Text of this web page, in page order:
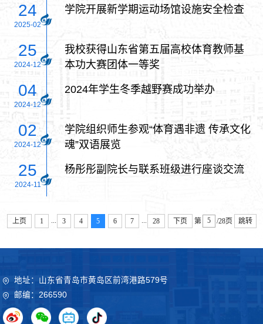
24
2025-02
学院开展新学期运动场馆设施安全检查
25
2024-12
我校获得山东省第五届高校体育教师基
本功大赛团体一等奖
04
2024-12
2024年学生冬季越野赛成功举办
02
2024-12
学院组织师生参观“体育遇非遗 传承文化
魂”双语展览
25
2024-11
杨彤彤副院长与联系班级进行座谈交流
上页 1 3 4 5 6 7 28 下页 第 /28页 跳转
地址：山东省青岛市黄岛区前湾港路579号
邮编：266590